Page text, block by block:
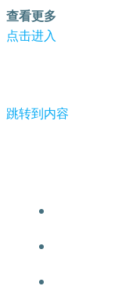
查看更多
点击进入
跳转到内容